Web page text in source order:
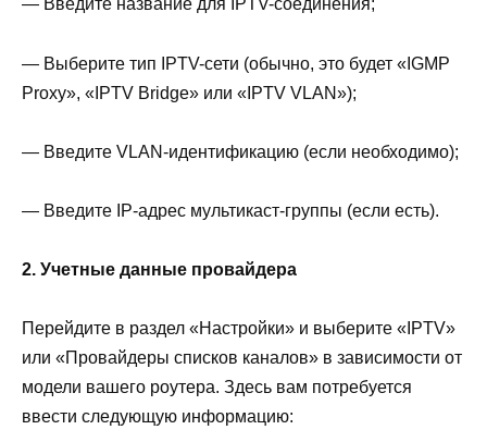
— Введите название для IPTV-соединения;
— Выберите тип IPTV-сети (обычно, это будет «IGMP
Proxy», «IPTV Bridge» или «IPTV VLAN»);
— Введите VLAN-идентификацию (если необходимо);
— Введите IP-адрес мультикаст-группы (если есть).
2. Учетные данные провайдера
Перейдите в раздел «Настройки» и выберите «IPTV»
или «Провайдеры списков каналов» в зависимости от
модели вашего роутера. Здесь вам потребуется
ввести следующую информацию: